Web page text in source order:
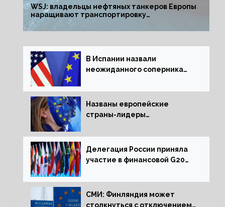
WSJ: владельцы нефтяных танкеров Европы
наращивают транспортировку
из РФ до санкций
В Испании назвали
неожиданного соперника
Названы европейские
страны-лидеры
активов
Делегация России приняла
участие в финансовой G20
СМИ: Финляндия может
столкнуться с отключением